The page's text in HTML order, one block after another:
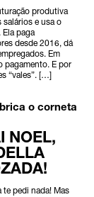
produtiva
salários e usa o
paga
desde 2016, dá
Em
pagamento. E por
“vales”. […]
o corneta
NOEL,
te pedi nada! Mas